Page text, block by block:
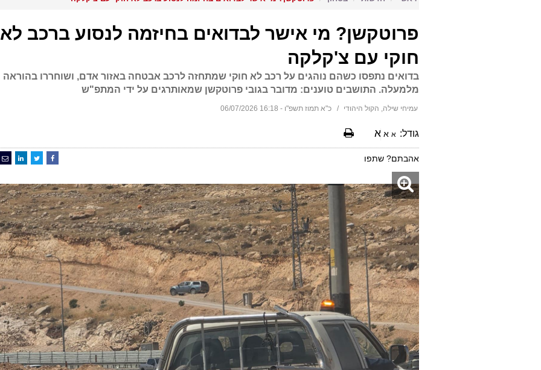
פרוטקשן? מי אישר לבדואים בחיזמה לנסוע ברכב לא
חוקי עם צ'קלקה
בדואים נתפסו כשהם נוהגים על רכב לא חוקי שמתחזה לרכב אבטחה באזור אדם, ושוחררו בהוראה
מלמעלה. התושבים טוענים: מדובר בגובי פרוטקשן שמאותרגים על ידי המתפ"ש
עמיחי שילה, הקול היהודי כ"א תמוז תשפ"ו - 16:18 06/07/2026
גודל: א א א
אהבתם? שתפו